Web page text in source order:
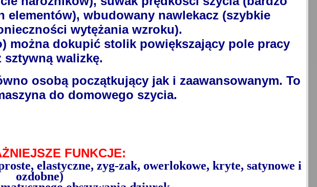
elementów), wbudowany nawlekacz (szybkie
wytężania wzroku).
można dokupić stolik powiększający pole pracy
sztywną walizkę.
osobą początkujący jak i zaawansowanym. To
do domowego szycia.
FUNKCJE:
elastyczne, zyg-zak, owerlokowe, kryte, satynowe i
ozdobne)